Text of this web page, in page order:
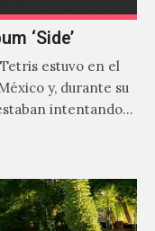
‘Side’
estuvo en el
y, durante su
intentando…